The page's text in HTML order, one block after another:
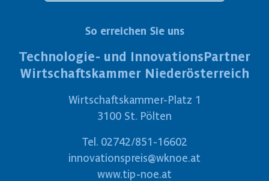
So erreichen Sie uns
Technologie- und InnovationsPartner
Wirtschaftskammer Niederösterreich
Wirtschaftskammer-Platz 1
3100 St. Pölten
Tel. 02742/851-16602
innovationspreis@wknoe.at
www.tip-noe.at